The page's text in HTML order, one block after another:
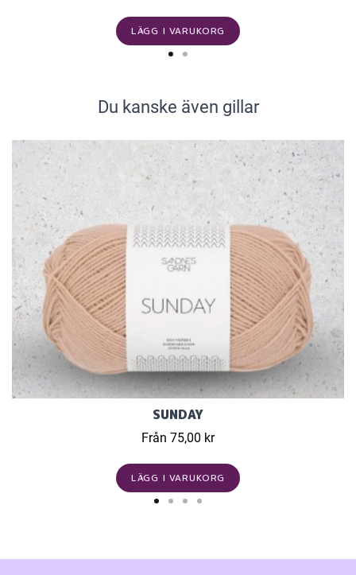
LÄGG I VARUKORG
Du kanske även gillar
SUNDAY
Från 75,00 kr
LÄGG I VARUKORG